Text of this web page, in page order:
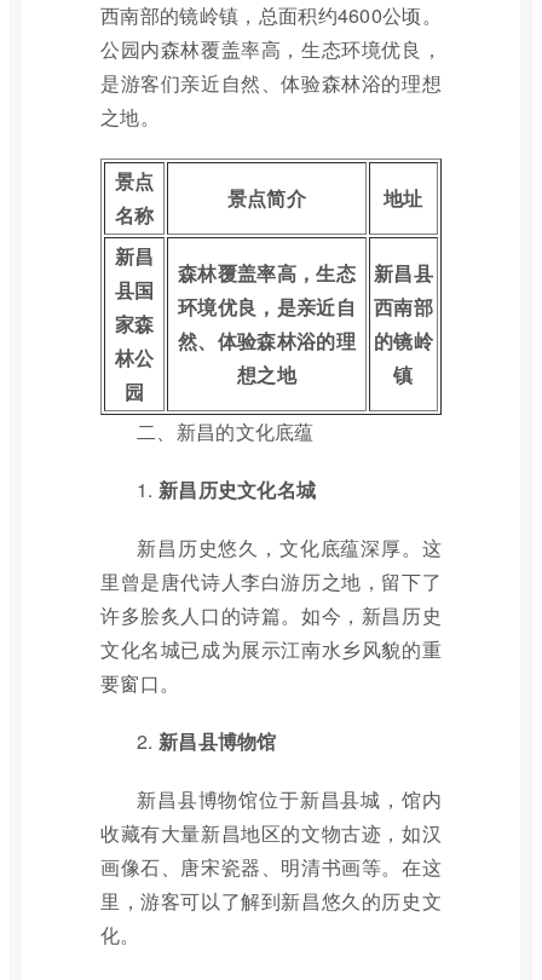
西南部的镜岭镇，总面积约4600公顷。
公园内森林覆盖率高，生态环境优良，
是游客们亲近自然、体验森林浴的理想
之地。
景点
名称
景点简介 地址
新昌
县国
家森
林公
园
森林覆盖率高，生态
环境优良，是亲近自
然、体验森林浴的理
想之地
新昌县
西南部
的镜岭
镇
二、新昌的文化底蕴
1. 新昌历史文化名城
新昌历史悠久，文化底蕴深厚。这
里曾是唐代诗人李白游历之地，留下了
许多脍炙人口的诗篇。如今，新昌历史
文化名城已成为展示江南水乡风貌的重
要窗口。
2. 新昌县博物馆
新昌县博物馆位于新昌县城，馆内
收藏有大量新昌地区的文物古迹，如汉
画像石、唐宋瓷器、明清书画等。在这
里，游客可以了解到新昌悠久的历史文
化。